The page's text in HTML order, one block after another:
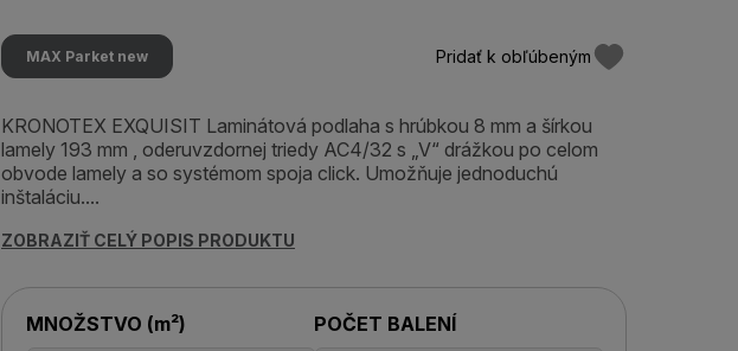
MAX Parket new Pridať k obľúbeným
KRONOTEX EXQUISIT Laminátová podlaha s hrúbkou 8 mm a šírkou
lamely 193 mm , oderuvzdornej triedy AC4/32 s „V“ drážkou po celom
obvode lamely a so systémom spoja click. Umožňuje jednoduchú
inštaláciu....
ZOBRAZIŤ CELÝ POPIS PRODUKTU
MNOŽSTVO (m²) POČET BALENÍ